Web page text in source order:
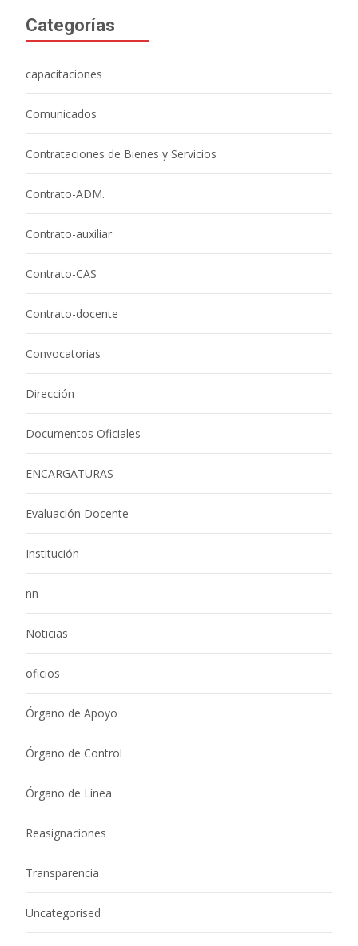
Categorías
capacitaciones
Comunicados
Contrataciones de Bienes y Servicios
Contrato-ADM.
Contrato-auxiliar
Contrato-CAS
Contrato-docente
Convocatorias
Dirección
Documentos Oficiales
ENCARGATURAS
Evaluación Docente
Institución
nn
Noticias
oficios
Órgano de Apoyo
Órgano de Control
Órgano de Línea
Reasignaciones
Transparencia
Uncategorised